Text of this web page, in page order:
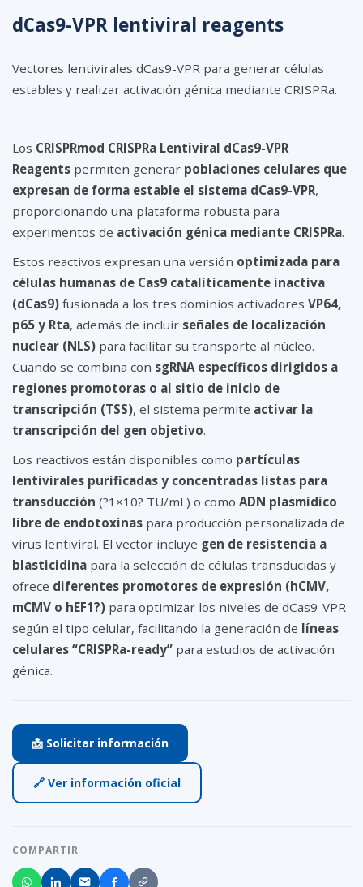
dCas9-VPR lentiviral reagents
Vectores lentivirales dCas9-VPR para generar células
estables y realizar activación génica mediante CRISPRa.
Los CRISPRmod CRISPRa Lentiviral dCas9-VPR
Reagents permiten generar poblaciones celulares que
expresan de forma estable el sistema dCas9-VPR,
proporcionando una plataforma robusta para
experimentos de activación génica mediante CRISPRa.
Estos reactivos expresan una versión optimizada para
células humanas de Cas9 catalíticamente inactiva
(dCas9) fusionada a los tres dominios activadores VP64,
p65 y Rta, además de incluir señales de localización
nuclear (NLS) para facilitar su transporte al núcleo.
Cuando se combina con sgRNA específicos dirigidos a
regiones promotoras o al sitio de inicio de
transcripción (TSS), el sistema permite activar la
transcripción del gen objetivo.
Los reactivos están disponibles como partículas
lentivirales purificadas y concentradas listas para
transducción (?1×10? TU/mL) o como ADN plasmídico
libre de endotoxinas para producción personalizada de
virus lentiviral. El vector incluye gen de resistencia a
blasticidina para la selección de células transducidas y
ofrece diferentes promotores de expresión (hCMV,
mCMV o hEF1?) para optimizar los niveles de dCas9-VPR
según el tipo celular, facilitando la generación de líneas
celulares “CRISPRa-ready” para estudios de activación
génica.
📩 Solicitar información
🔗 Ver información oficial
COMPARTIR